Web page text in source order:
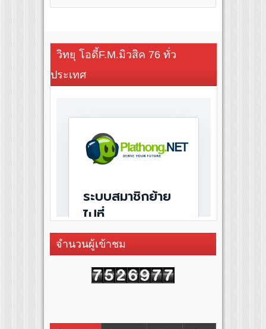
วิทยุ โอดี้F.M.มิวสิค 76 ทั่ว
ประเทศ
จำนวนผู้เข้าชม